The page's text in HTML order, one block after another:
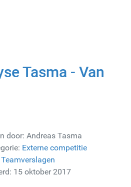
Tasma - Van
door: Andreas Tasma
Externe competitie
Teamverslagen
15 oktober 2017